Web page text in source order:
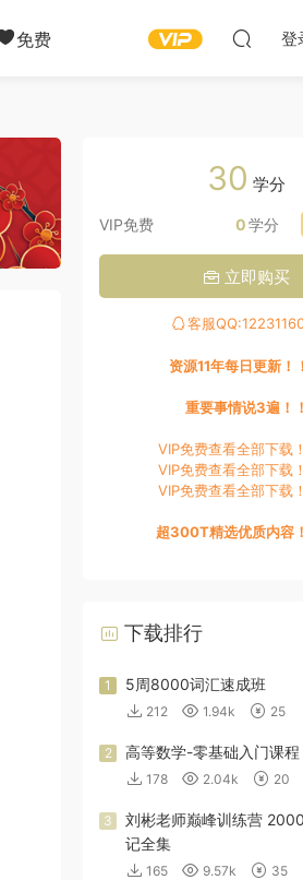
免费 登
30 学分
VIP免费 0学分
立即购买
客服
资源11年每日更新！
重要事情说3遍！！
VIP免费查看全部下载
VIP免费查看全部下载
VIP免费查看全部下载
超300T精选优质内容
下载排行
1 5周8000词汇速成班
212 1.94k 25
2 高等数学-零基础入门课程
178 2.04k 20
3
刘彬老师巅峰训练营
记全集
165 9.57k 35